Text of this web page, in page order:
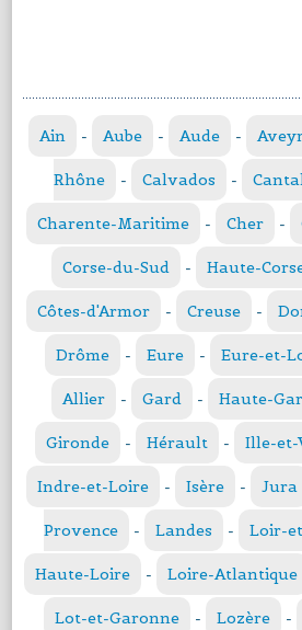
Ain - Aube - Aude -
Rhône - Calvados -
Charente-Maritime - Cher -
Corse-du-Sud - Haute-
Côtes-d'Armor - Creuse -
Drôme - Eure - Eure-et-
Allier - Gard - Haute-
Gironde - Hérault - Ille-et-
Indre-et-Loire - Isère - Jura
Provence - Landes - Loir-
Haute-Loire - Loire-Atlantique
Lot-et-Garonne - Lozère -